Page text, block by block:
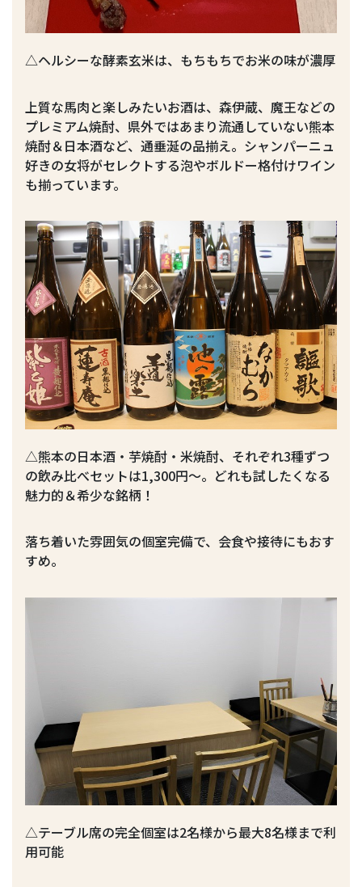
△ヘルシーな酵素玄米は、もちもちでお米の味が濃厚
上質な馬肉と楽しみたいお酒は、森伊蔵、魔王などの
プレミアム焼酎、県外ではあまり流通していない熊本
焼酎＆日本酒など、通垂涎の品揃え。シャンパーニュ
好きの女将がセレクトする泡やボルドー格付けワイン
も揃っています。
△熊本の日本酒・芋焼酎・米焼酎、それぞれ3種ずつ
の飲み比べセットは1,300円～。どれも試したくなる
魅力的＆希少な銘柄！
落ち着いた雰囲気の個室完備で、会食や接待にもおす
すめ。
△テーブル席の完全個室は2名様から最大8名様まで利
用可能